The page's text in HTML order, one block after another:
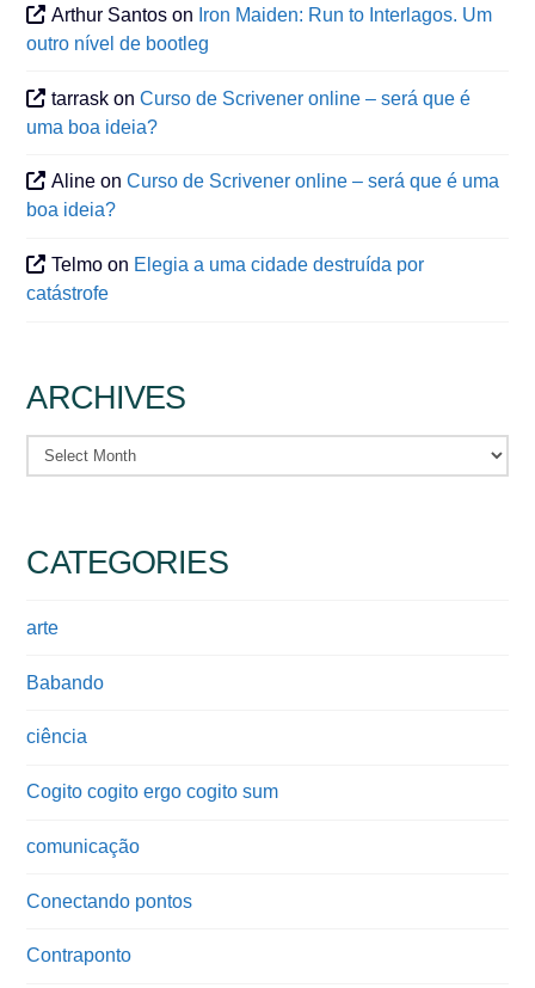
Arthur Santos on Iron Maiden: Run to Interlagos. Um
outro nível de bootleg
tarrask onCurso de Scrivener online – será que é
uma boa ideia?
Aline onCurso de Scrivener online – será que é uma
boa ideia?
Telmo on Elegia a uma cidade destruída por
catástrofe
ARCHIVES
Archives
CATEGORIES
arte
Babando
ciência
Cogito cogito ergo cogito sum
comunicação
Conectando pontos
Contraponto